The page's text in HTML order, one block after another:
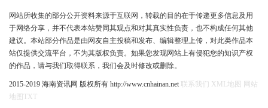
网站所收集的部分公开资料来源于互联网，转载的目的在于传递更多信息及用
于网络分享，并不代表本站赞同其观点和对其真实性负责，也不构成任何其他
建议。本站部分作品是由网友自主投稿和发布、编辑整理上传，对此类作品本
站仅提供交流平台，不为其版权负责。如果您发现网站上有侵犯您的知识产权
的作品，请与我们取得联系，我们会及时修改或删除。
2015-2019 海南资讯网 版权所有 http://www.cnhainan.net 联系我们 XML地图
网站
地图
TXT